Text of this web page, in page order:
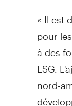
« Il est
pour
à des
ESG.
nord-